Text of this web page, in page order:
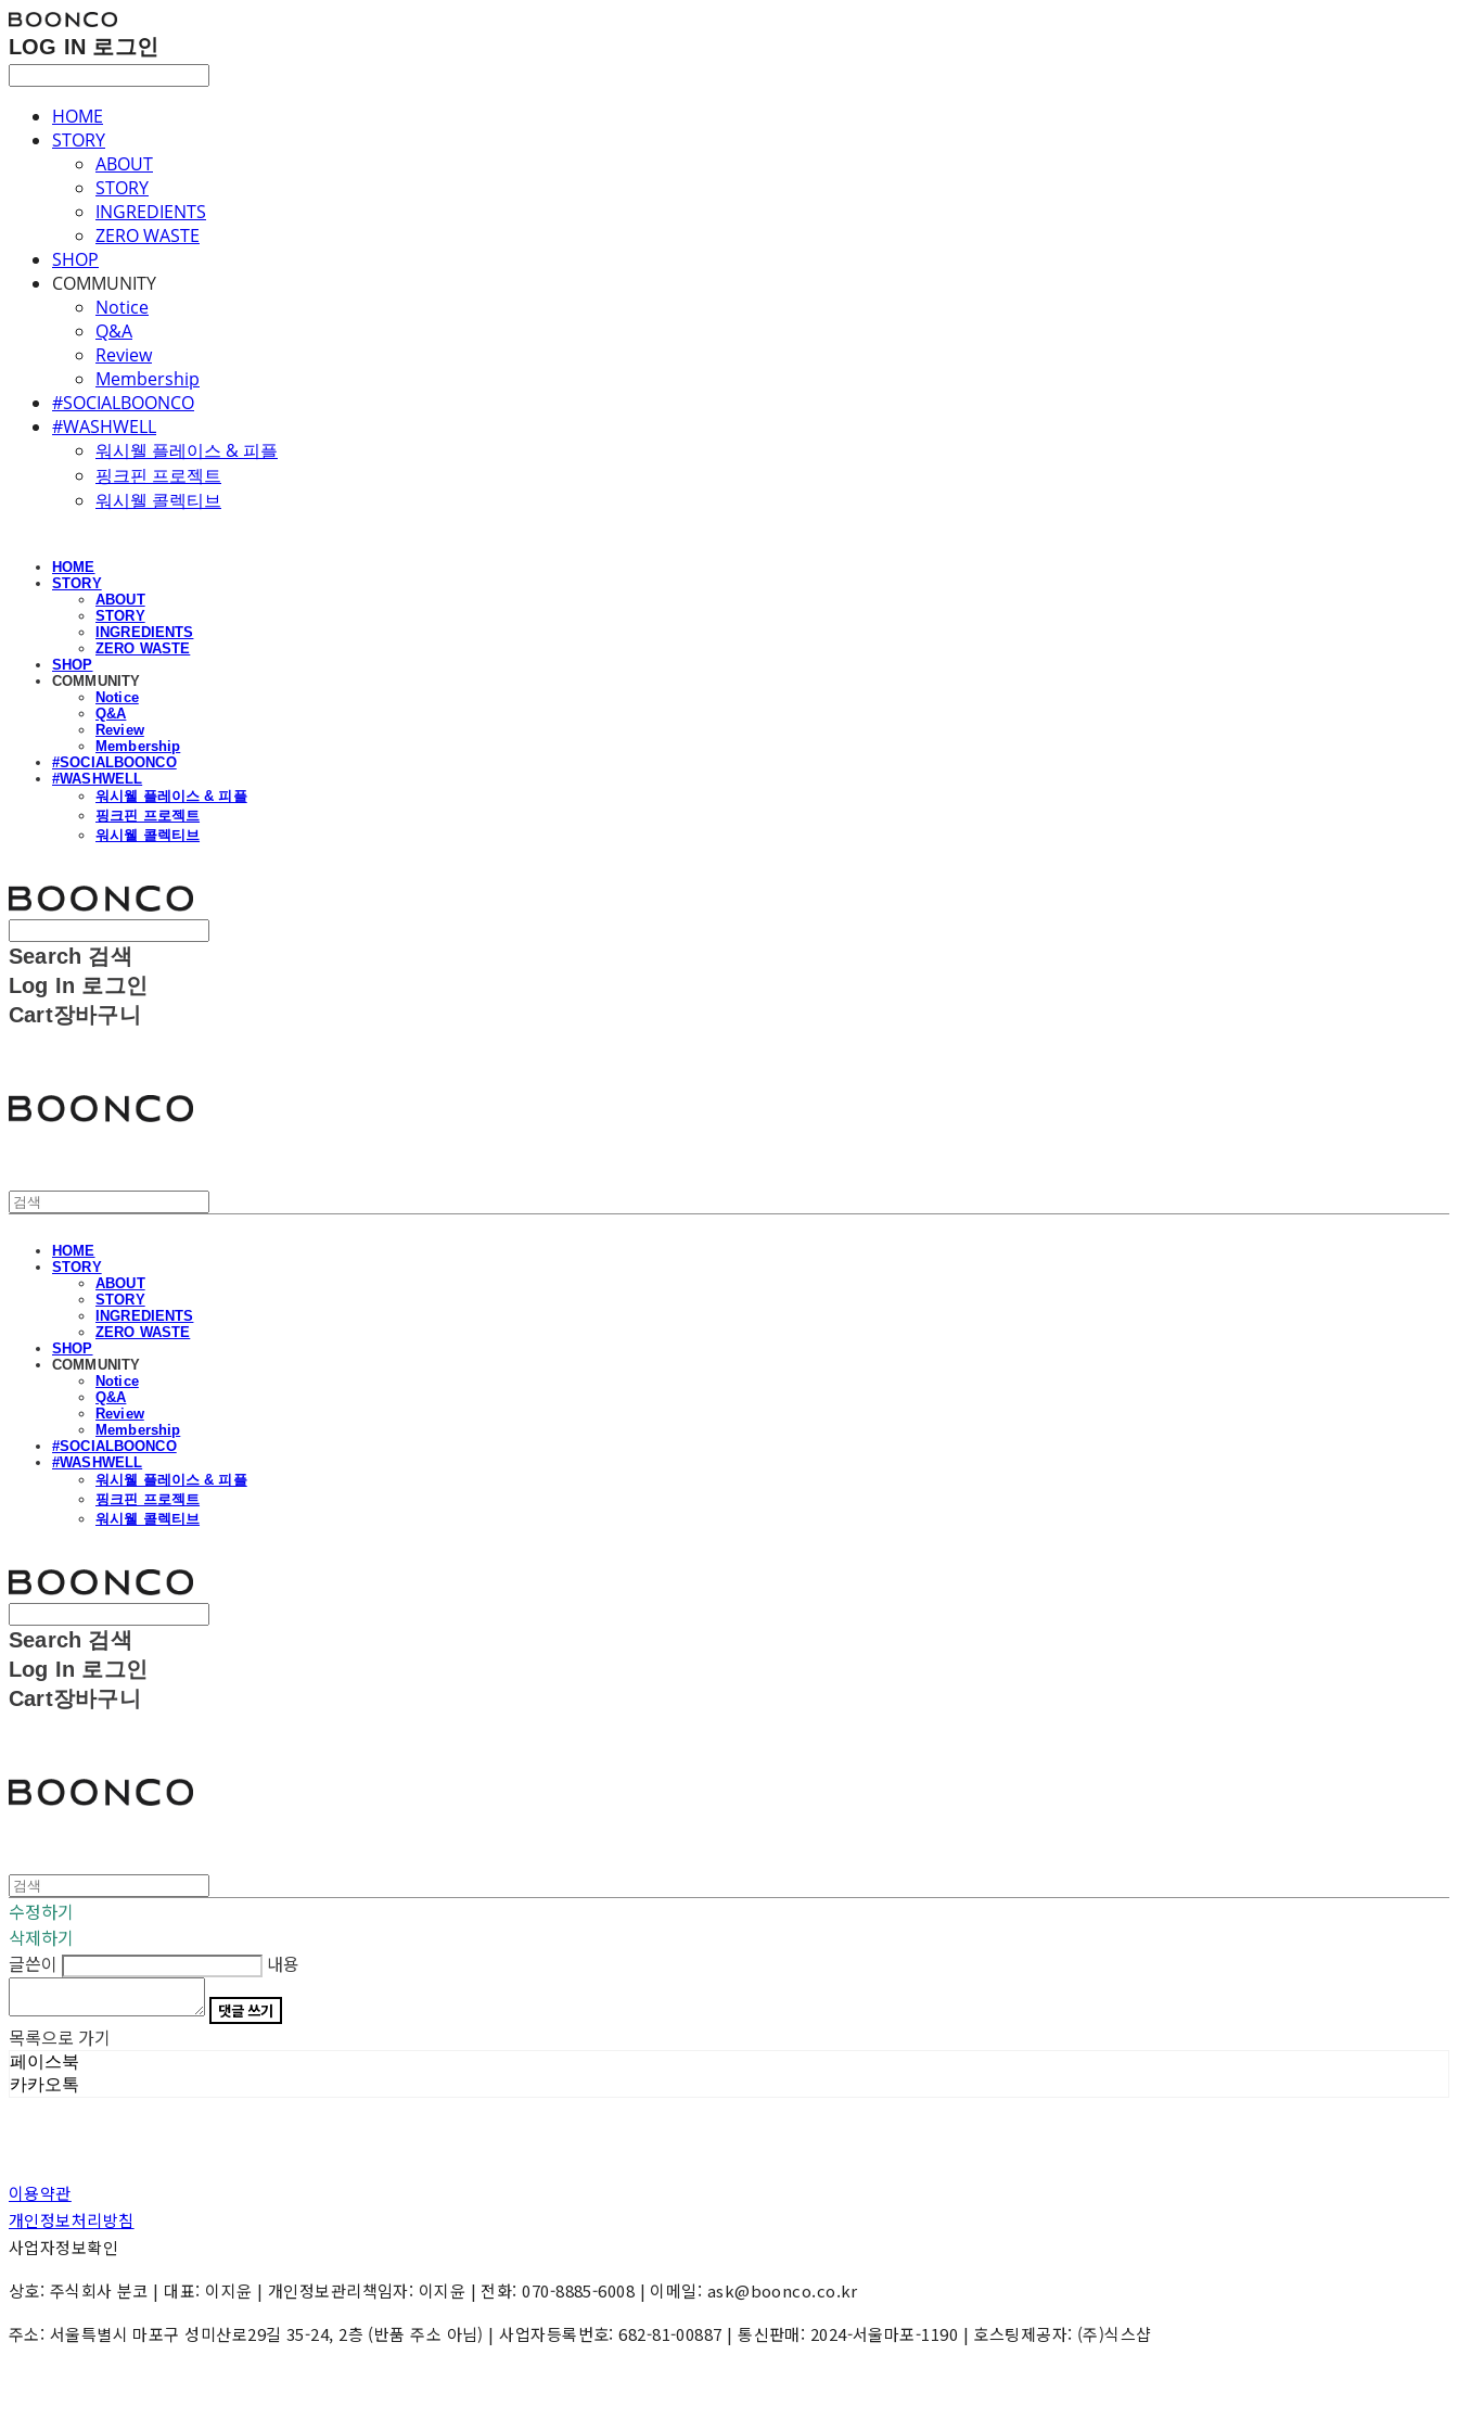
LOG IN 로그인
HOME
STORY
ABOUT
STORY
INGREDIENTS
ZERO WASTE
SHOP
COMMUNITY
Notice
Q&A
Review
Membership
#SOCIALBOONCO
#WASHWELL
워시웰 플레이스 & 피플
핑크핀 프로젝트
워시웰 콜렉티브
HOME
STORY
ABOUT
STORY
INGREDIENTS
ZERO WASTE
SHOP
COMMUNITY
Notice
Q&A
Review
Membership
#SOCIALBOONCO
#WASHWELL
워시웰 플레이스 & 피플
핑크핀 프로젝트
워시웰 콜렉티브
Search 검색
Log In 로그인
Cart장바구니
HOME
STORY
ABOUT
STORY
INGREDIENTS
ZERO WASTE
SHOP
COMMUNITY
Notice
Q&A
Review
Membership
#SOCIALBOONCO
#WASHWELL
워시웰 플레이스 & 피플
핑크핀 프로젝트
워시웰 콜렉티브
Search 검색
Log In 로그인
Cart장바구니
수정하기
삭제하기
글쓴이
내용
댓글 쓰기
목록으로 가기
페이스북
카카오톡
이용약관
개인정보처리방침
사업자정보확인
상호: 주식회사 분코 | 대표: 이지윤 | 개인정보관리책임자: 이지윤 | 전화: 070-8885-6008 | 이메일: ask@boonco.co.kr
주소: 서울특별시 마포구 성미산로29길 35-24, 2층 (반품 주소 아님) | 사업자등록번호:682-81-00887 | 통신판매: 2024-서울마포-1190 | 호스팅제공자: (주)식스샵